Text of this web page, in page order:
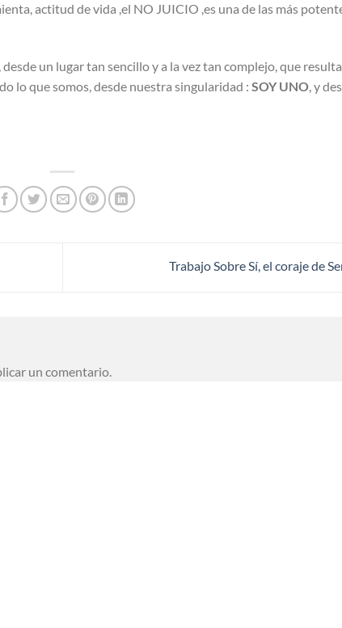
actitud de vida ,el NO JUICIO ,es una de las más
, desde un lugar tan sencillo y a la vez tan complejo, que
lo que somos, desde nuestra singularidad : SOY UNO, y
Trabajo Sobre Sí, el coraje de
un comentario.